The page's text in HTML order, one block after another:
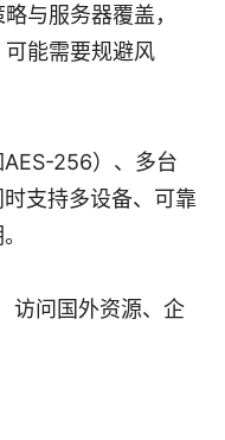
与服务器覆盖，
能需要规避风
256）、多台
支持多设备、可靠
访问国外资源、企